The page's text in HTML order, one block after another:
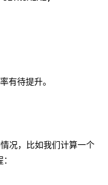
有待提升。
况，比如我们计算一个